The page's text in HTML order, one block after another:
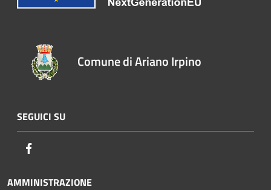
Comune di Ariano Irpino
SEGUICI SU
AMMINISTRAZIONE